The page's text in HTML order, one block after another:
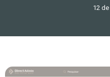
12